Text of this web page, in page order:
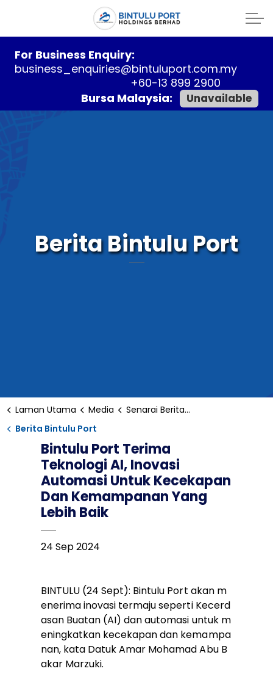
For Business Enquiry:
business_enquiries@bintuluport.com.my
+60-13 899 2900
Bursa Malaysia:
Unavailable
Berita Bintulu Port
Laman Utama Media
Senarai Berita Bintulu
Berita Bintulu Port
Bintulu Port Terima
Teknologi AI, Inovasi
Automasi Untuk Kecekapan
Dan Kemampanan Yang
Lebih Baik
24 Sep 2024
BINTULU (24 Sept): Bintulu Port akan m
enerima inovasi termaju seperti Kecerd
asan Buatan (AI) dan automasi untuk m
eningkatkan kecekapan dan kemampa
nan, kata Datuk Amar Mohamad Abu B
akar Marzuki.